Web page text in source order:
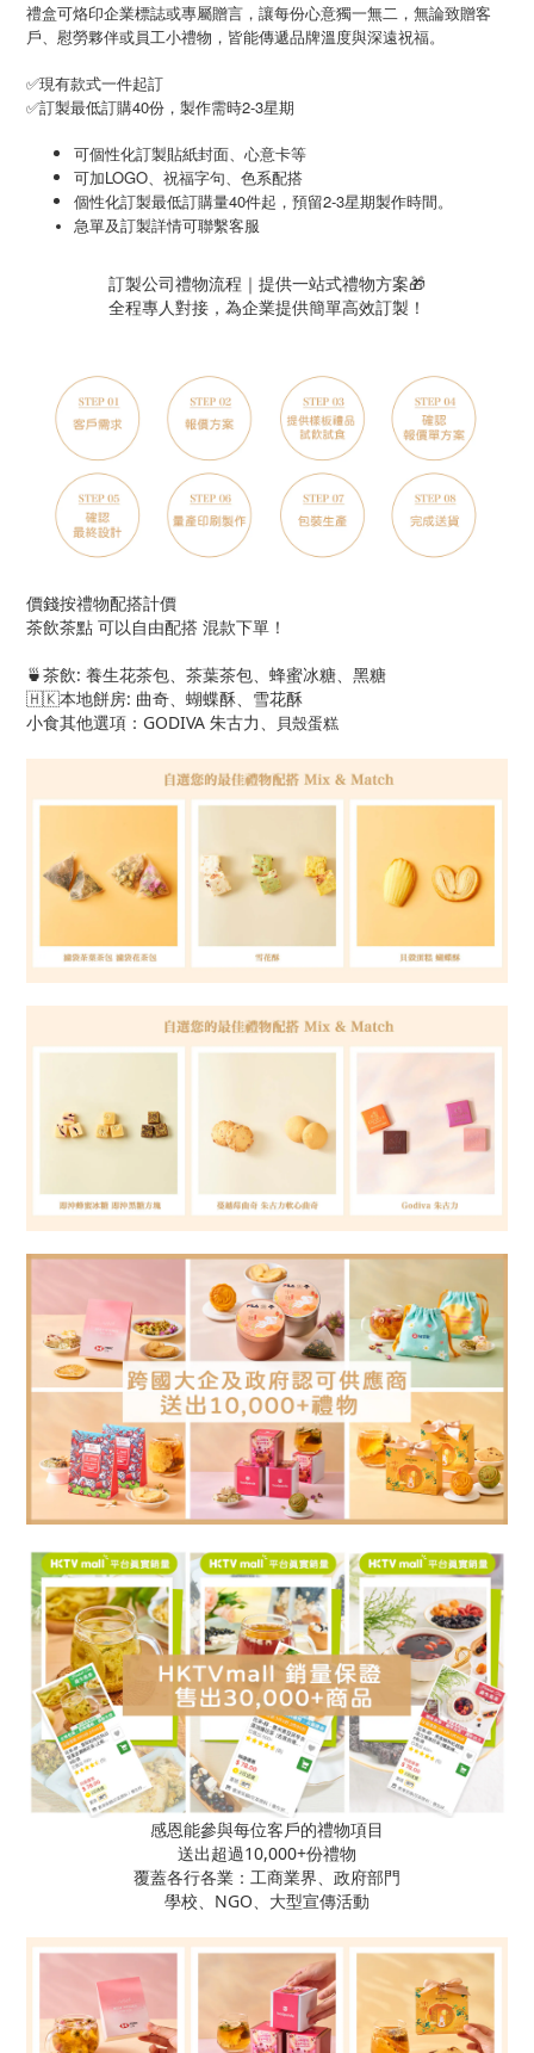
禮盒可烙印企業標誌或專屬贈言，讓每份心意獨一無二，無論致贈客
戶、慰勞夥伴或員工小禮物，皆能傳遞品牌溫度與深遠祝福。
✅現有款式一件起訂
✅訂製最低訂購40份，製作需時2-3星期
可個性化訂製貼紙封面、心意卡等
可加LOGO、祝福字句、色系配搭
個性化訂製最低訂購量40件起，預留2-3星期製作時間。
急單及訂製詳情可聯繫客服
訂製公司禮物流程｜提供一站式禮物方案🎁
全程專人對接，為企業提供簡單高效訂製！
價錢按禮物配搭計價
茶飲茶點 可以自由配搭 混款下單！
🍵茶飲: 養生花茶包、茶葉茶包、蜂蜜冰糖、黑糖
🇭🇰本地餅房: 曲奇、蝴蝶酥、雪花酥
小食其他選項：GODIVA 朱古力、
貝殼蛋糕
感恩能參與每位客戶的禮物項目
送出超過10,000+份禮物
覆蓋各行各業：工商業界、政府部門
學校、NGO、大型宣傳活動